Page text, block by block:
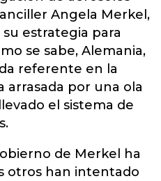
Angela Merkel,
estrategia para
se sabe, Alemania,
referente en la
arrasada por una ola
el sistema de
de Merkel ha
otros han intentado